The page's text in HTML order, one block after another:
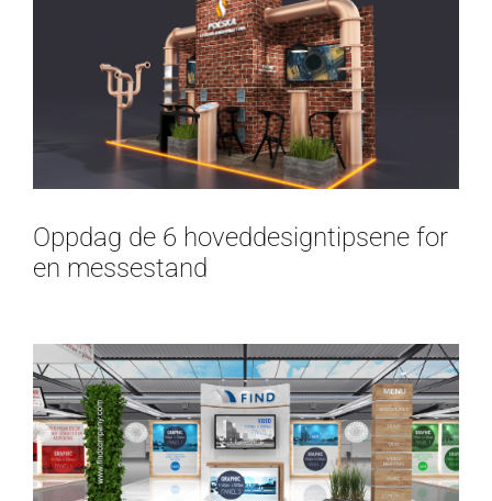
Oppdag de 6 hoveddesigntipsene for
en messestand